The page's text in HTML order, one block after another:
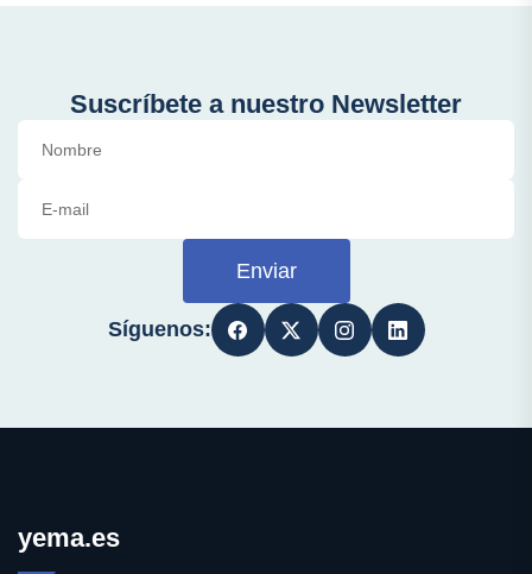
Suscríbete a nuestro Newsletter
Enviar
Síguenos:
yema.es